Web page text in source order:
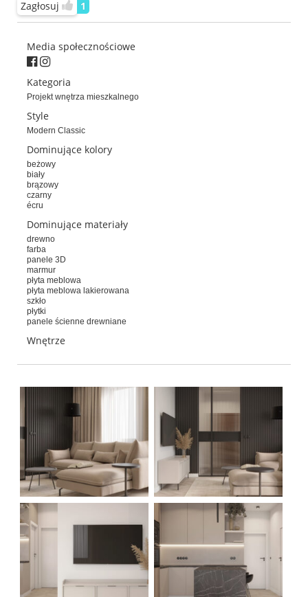
Zagłosuj
1
Media społecznościowe
Kategoria
Projekt wnętrza mieszkalnego
Style
Modern Classic
Dominujące kolory
beżowy
biały
brązowy
czarny
écru
Dominujące materiały
drewno
farba
panele 3D
marmur
płyta meblowa
płyta meblowa lakierowana
szkło
płytki
panele ścienne drewniane
Wnętrze